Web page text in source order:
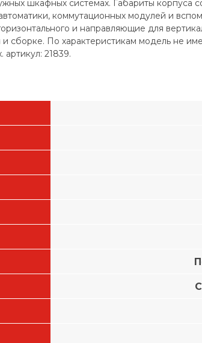
шкафных системах. Габариты корпуса
коммутационных модулей и
и направляющие для
сборке. По характеристикам модель не
артикул: 21839.